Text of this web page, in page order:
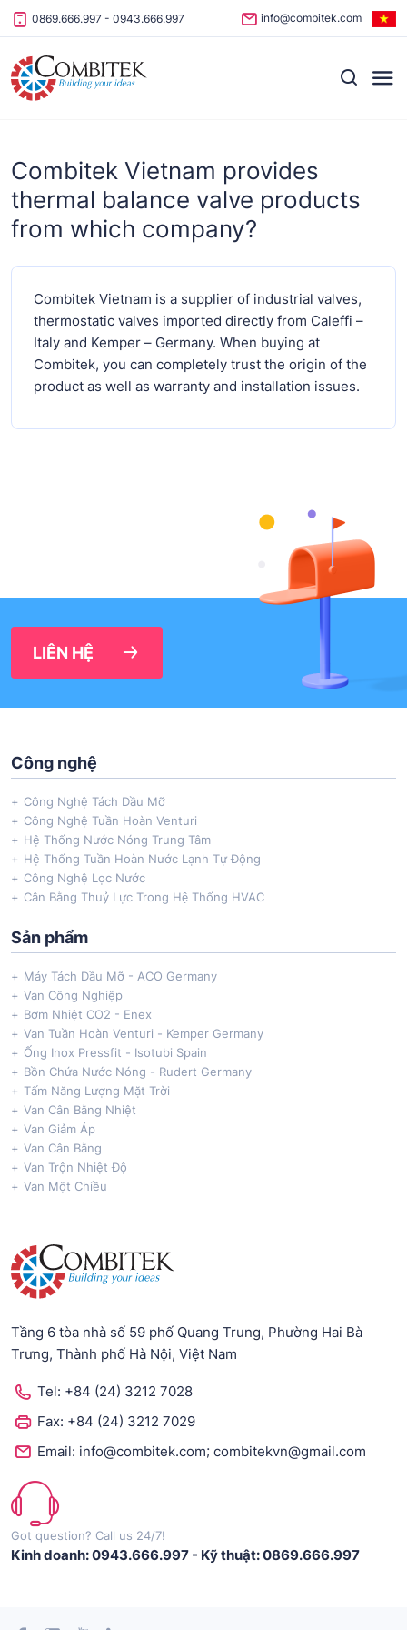
Skip to content
0869.666.997 - 0943.666.997 info@combitek.com
Combitek Vietnam provides
thermal balance valve products
from which company?
Combitek Vietnam is a supplier of industrial valves,
thermostatic valves imported directly from Caleffi –
Italy and Kemper – Germany. When buying at
Combitek, you can completely trust the origin of the
product as well as warranty and installation issues.
LIÊN HỆ
Công nghệ
Công Nghệ Tách Dầu Mỡ
Công Nghệ Tuần Hoàn Venturi
Hệ Thống Nước Nóng Trung Tâm
Hệ Thống Tuần Hoàn Nước Lạnh Tự Động
Công Nghệ Lọc Nước
Cân Bằng Thuỷ Lực Trong Hệ Thống HVAC
Sản phẩm
Máy Tách Dầu Mỡ - ACO Germany
Van Công Nghiệp
Bơm Nhiệt CO2 - Enex
Van Tuần Hoàn Venturi - Kemper Germany
Ống Inox Pressfit - Isotubi Spain
Bồn Chứa Nước Nóng - Rudert Germany
Tấm Năng Lượng Mặt Trời
Van Cân Bằng Nhiệt
Van Giảm Áp
Van Cân Bằng
Van Trộn Nhiệt Độ
Van Một Chiều
Tầng 6 tòa nhà số 59 phố Quang Trung, Phường Hai Bà
Trưng, Thành phố Hà Nội, Việt Nam
Tel: +84 (24) 3212 7028
Fax: +84 (24) 3212 7029
Email: info@combitek.com; combitekvn@gmail.com
Got question? Call us 24/7!
Kinh doanh: 0943.666.997 - Kỹ thuật: 0869.666.997